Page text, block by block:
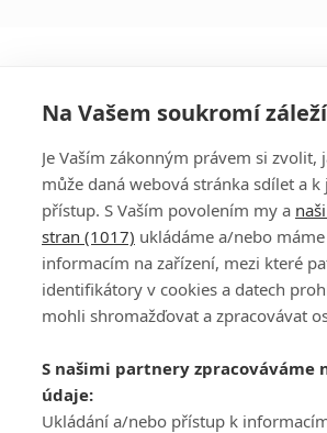
DISKUZE
Šéfredaktorkou webu jePetr Slavík, e-mail
Máte-li zájem o inzerci na našem webu
studio@koncal.com
Na Vašem soukromí záleží
Je Vaším zákonným právem si zvolit,
může daná webová stránka sdílet a
přístup. S Vaším povolením my a
stran (1017) ukládáme a/nebo
informacím na zařízení, mezi které
identifikátory v cookies a datech
mohli shromažďovat a zpracovávat
S našimi partnery zpracováváme
údaje:
Ukládání a/nebo přístup k